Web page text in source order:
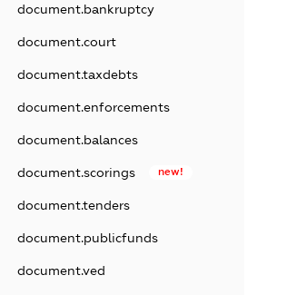
document.bankruptcy
document.court
document.taxdebts
document.enforcements
document.balances
document.scorings new!
document.tenders
document.publicfunds
document.ved